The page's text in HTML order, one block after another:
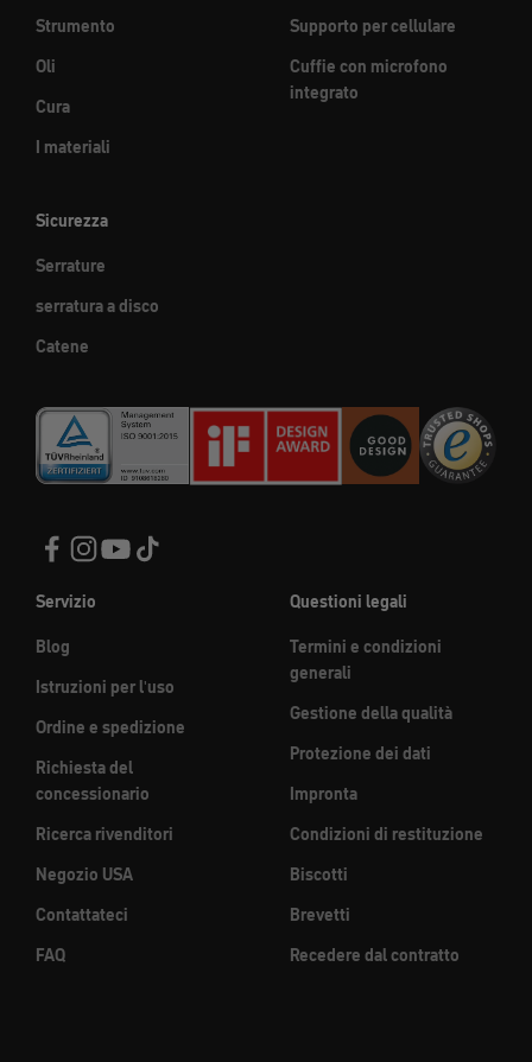
Strumento
Oli
Cura
I materiali
Supporto per cellulare
Cuffie con microfono
integrato
Sicurezza
Serrature
serratura a disco
Catene
Servizio
Blog
Istruzioni per l'uso
Ordine e spedizione
Richiesta del
concessionario
Ricerca rivenditori
Negozio USA
Contattateci
FAQ
Questioni legali
Termini e condizioni
generali
Gestione della qualità
Protezione dei dati
Impronta
Condizioni di restituzione
Biscotti
Brevetti
Recedere dal contratto